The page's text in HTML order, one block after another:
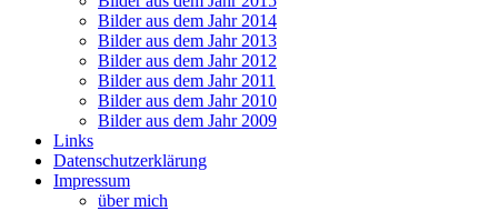
Bilder aus dem Jahr 2014
Bilder aus dem Jahr 2013
Bilder aus dem Jahr 2012
Bilder aus dem Jahr 2011
Bilder aus dem Jahr 2010
Bilder aus dem Jahr 2009
Links
Datenschutzerklärung
Impressum
über mich